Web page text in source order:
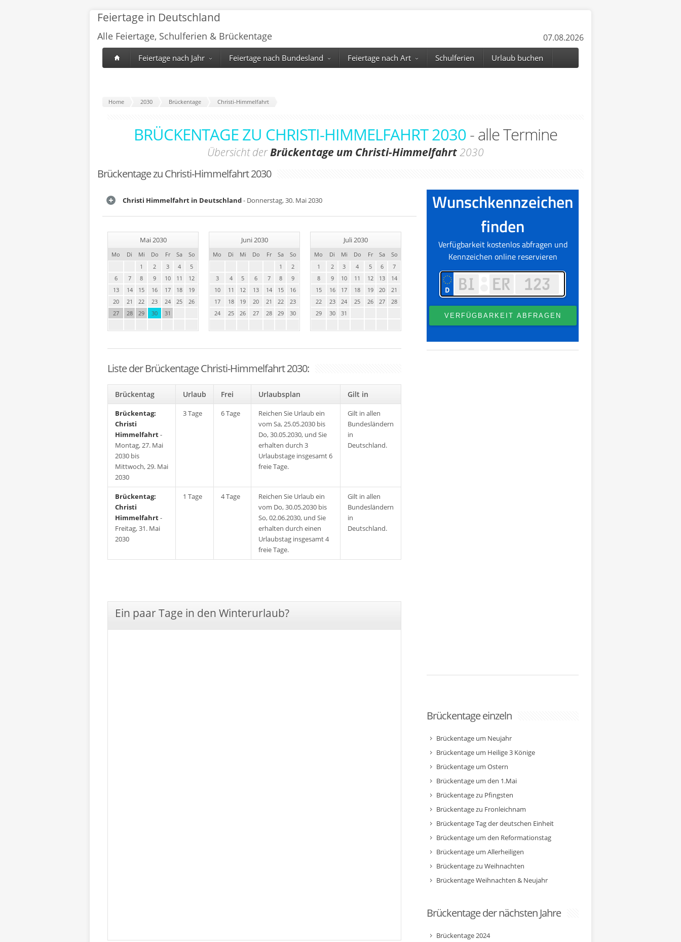
Feiertage in Deutschland
Alle Feiertage, Schulferien & Brückentage 07.08.2026
Feiertage nach Jahr Feiertage nach Bundesland Feiertage nach Art Schulferien Urlaub buchen
Home 2030 Brückentage Christi-Himmelfahrt
BRÜCKENTAGE ZU CHRISTI-HIMMELFAHRT 2030- alle Termine
Übersicht derBrückentage um Christi-Himmelfahrt2030
Brückentage zu Christi-Himmelfahrt 2030
Christi Himmelfahrt in Deutschland- Donnerstag, 30. Mai 2030
Mai 2030
Mo Di Mi Do Fr Sa
So
1
2 3 4
5
6
7 8 9 10 11
12
13
14 15 16 17 18
19
20
21 22 23 24 25
26
27
28 29 30 31
Juni 2030
Mo Di Mi Do Fr Sa
So
1
2
3
4 5 6 7 8
9
10
11 12 13 14 15
16
17
18 19 20 21 22
23
24
25 26 27 28 29 30
Juli 2030
Mo Di Mi Do Fr Sa
So
1
2 3 4 5 6
7
8
9 10 11 12 13
14
15
16 17 18 19 20
21
22
23 24 25 26 27
28
29
30 31
Liste der Brückentage Christi-Himmelfahrt 2030:
Brückentag Urlaub Frei Urlaubsplan Gilt in
Brückentag:
Christi
Himmelfahrt-
Montag, 27. Mai
2030 bis
Mittwoch, 29. Mai
2030
3 Tage 6 Tage
Reichen Sie Urlaub ein
vom Sa, 25.05.2030 bis
Do, 30.05.2030, und Sie
erhalten durch 3
Urlaubstage insgesamt 6
freie Tage.
Gilt in allen
Bundesländern
in
Deutschland.
Brückentag:
Christi
Himmelfahrt-
Freitag, 31. Mai
2030
1 Tage 4 Tage
Reichen Sie Urlaub ein
vom Do, 30.05.2030 bis
So, 02.06.2030, und Sie
erhalten durch einen
Urlaubstag insgesamt 4
freie Tage.
Gilt in allen
Bundesländern
in
Deutschland.
Ein paar Tage in den Winterurlaub?
Brückentage einzeln
Brückentage um Neujahr
Brückentage um Heilige 3 Könige
Brückentage um Ostern
Brückentage um den 1.Mai
Brückentage zu Pfingsten
Brückentage zu Fronleichnam
Brückentage Tag der deutschen Einheit
Brückentage um den Reformationstag
Brückentage um Allerheiligen
Brückentage zu Weihnachten
Brückentage Weihnachten & Neujahr
Brückentage der nächsten Jahre
Brückentage 2024